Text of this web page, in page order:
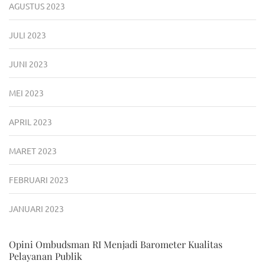
AGUSTUS 2023
JULI 2023
JUNI 2023
MEI 2023
APRIL 2023
MARET 2023
FEBRUARI 2023
JANUARI 2023
Opini Ombudsman RI Menjadi Barometer Kualitas
Pelayanan Publik